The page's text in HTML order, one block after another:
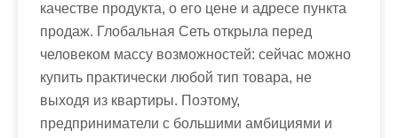
качестве продукта, о его цене и адресе пункта
продаж. Глобальная Сеть открыла перед
человеком массу возможностей: сейчас можно
купить практически любой тип товара, не
выходя из квартиры. Поэтому,
предприниматели с большими амбициями и